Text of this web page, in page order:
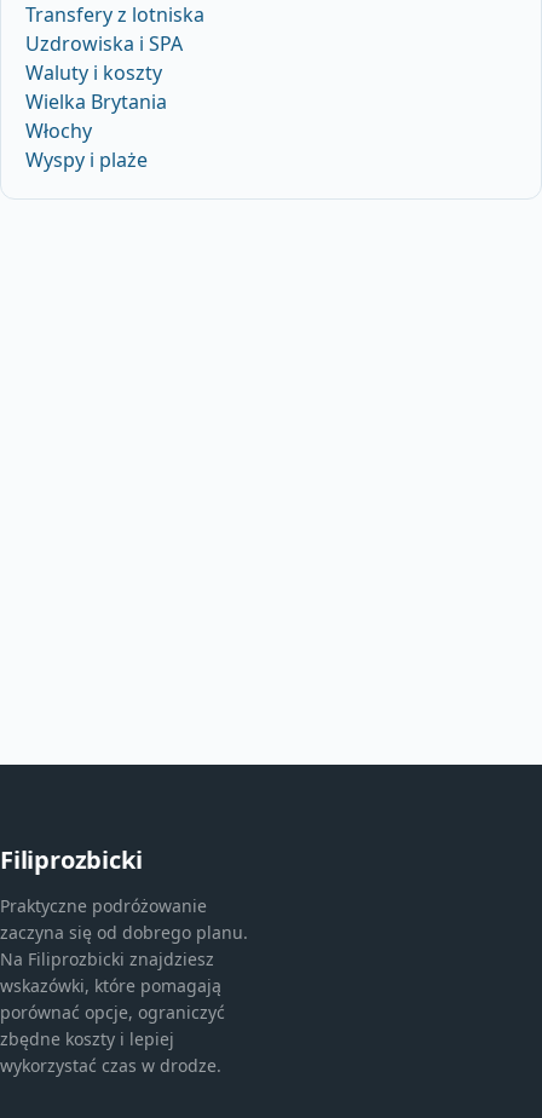
Transfery z lotniska
Uzdrowiska i SPA
Waluty i koszty
Wielka Brytania
Włochy
Wyspy i plaże
Filiprozbicki
Praktyczne podróżowanie
zaczyna się od dobrego planu.
Na Filiprozbicki znajdziesz
wskazówki, które pomagają
porównać opcje, ograniczyć
zbędne koszty i lepiej
wykorzystać czas w drodze.